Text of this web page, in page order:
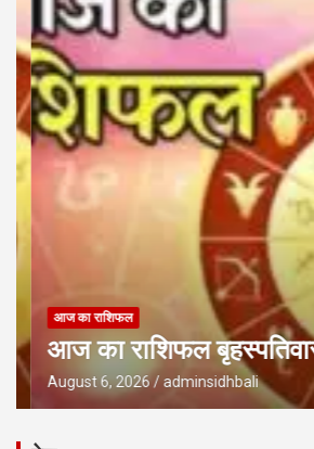
आज का राशिफल
आज का राशिफल
August 6, 2026 adminsidhbali